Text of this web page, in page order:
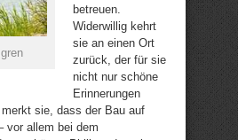
betreuen.
Widerwillig kehrt
sie an einen Ort
zurück, der für sie
nicht nur schöne
Erinnerungen
sie, dass der Bau auf
vor allem bei dem